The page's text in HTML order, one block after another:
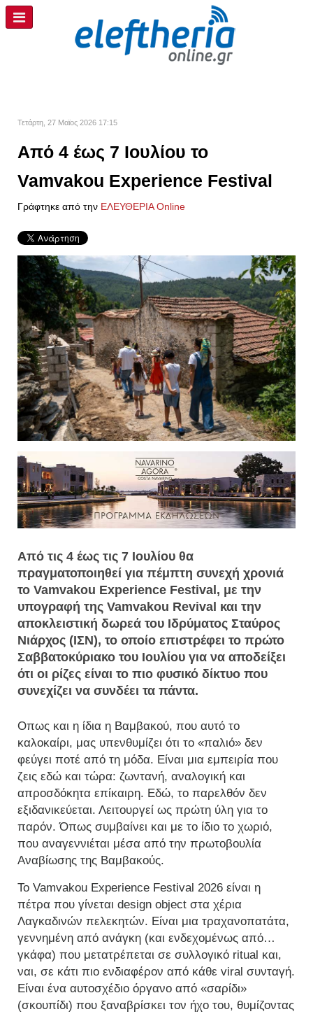
Τετάρτη, 27 Μαϊος 2026 17:15
Από 4 έως 7 Ιουλίου το
Vamvakou Experience Festival
Γράφτηκε από την ΕΛΕΥΘΕΡΙΑ Online
Από τις 4 έως τις 7 Ιουλίου θα
πραγματοποιηθεί για πέμπτη συνεχή χρονιά
το Vamvakou Experience Festival, με την
υπογραφή της Vamvakou Revival και την
αποκλειστική δωρεά του Ιδρύματος Σταύρος
Νιάρχος (ΙΣΝ), το οποίο επιστρέφει το πρώτο
Σαββατοκύριακο του Ιουλίου για να αποδείξει
ότι οι ρίζες είναι το πιο φυσικό δίκτυο που
συνεχίζει να συνδέει τα πάντα.
Οπως και η ίδια η Βαμβακού, που αυτό το
καλοκαίρι, μας υπενθυμίζει ότι το «παλιό» δεν
φεύγει ποτέ από τη μόδα. Είναι μια εμπειρία που
ζεις εδώ και τώρα: ζωντανή, αναλογική και
απροσδόκητα επίκαιρη. Εδώ, το παρελθόν δεν
εξιδανικεύεται. Λειτουργεί ως πρώτη ύλη για το
παρόν. Όπως συμβαίνει και με το ίδιο το χωριό,
που αναγεννιέται μέσα από την πρωτοβουλία
Αναβίωσης της Βαμβακούς.
Το Vamvakou Experience Festival 2026 είναι η
πέτρα που γίνεται design object στα χέρια
Λαγκαδινών πελεκητών. Είναι μια τραχανοπατάτα,
γεννημένη από ανάγκη (και ενδεχομένως από…
γκάφα) που μετατρέπεται σε συλλογικό ritual και,
ναι, σε κάτι πιο ενδιαφέρον από κάθε viral συνταγή.
Είναι ένα αυτοσχέδιο όργανο από «σαρίδι»
(σκουπίδι) που ξαναβρίσκει τον ήχο του, θυμίζοντας